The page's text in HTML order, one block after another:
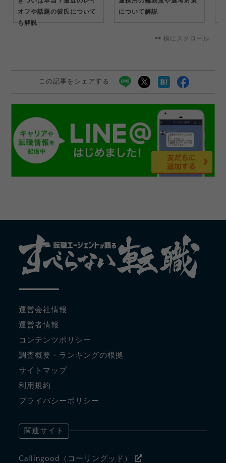
オフや話題の彼氏について
も解説
について解説
横にスクロール
この記事をシェアする
運営会社情報
運営者情報
コンテンツポリシー
調査概要・ランキングの根拠
サイトマップ
利用規約
プライバシーポリシー
関連サイト
Callingood（コーリングッド）